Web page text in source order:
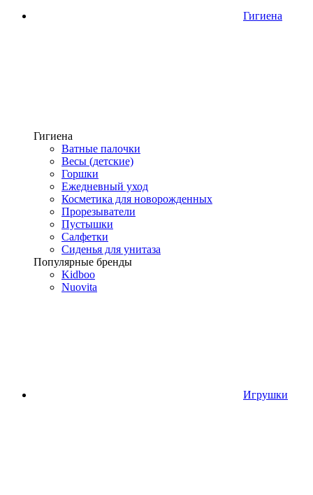
Гигиена
Гигиена
Ватные палочки
Весы (детские)
Горшки
Ежедневный уход
Косметика для новорожденных
Прорезыватели
Пустышки
Салфетки
Сиденья для унитаза
Популярные бренды
Kidboo
Nuovita
Игрушки